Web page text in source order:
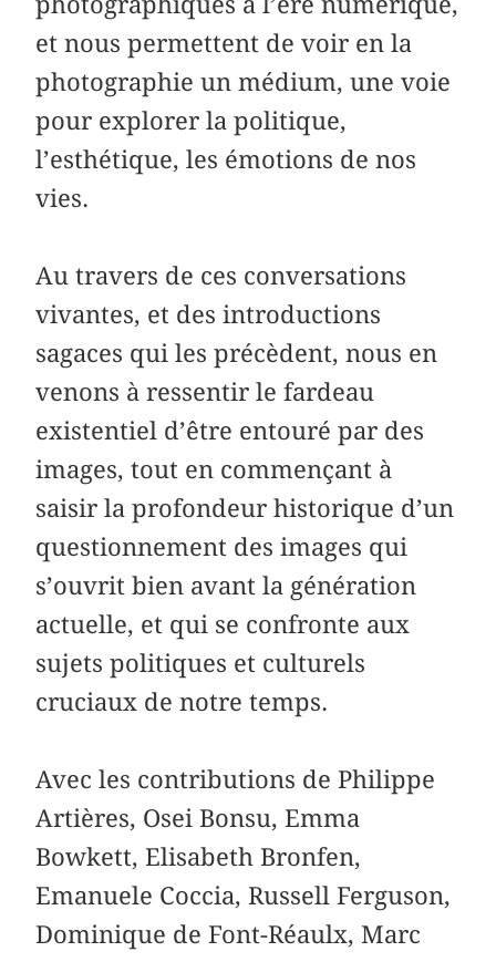
et nous permettent de voir en la
photographie un médium, une voie
pour explorer la politique,
l’esthétique, les émotions de nos
vies.
Au travers de ces conversations
vivantes, et des introductions
sagaces qui les précèdent, nous en
venons à ressentir le fardeau
existentiel d’être entouré par des
images, tout en commençant à
saisir la profondeur historique d’un
questionnement des images qui
s’ouvrit bien avant la génération
actuelle, et qui se confronte aux
sujets politiques et culturels
cruciaux de notre temps.
Avec les contributions de Philippe
Artières, Osei Bonsu, Emma
Bowkett, Elisabeth Bronfen,
Emanuele Coccia, ­Russell ­Ferguson,
­Dominique de Font-­Réaulx, Marc